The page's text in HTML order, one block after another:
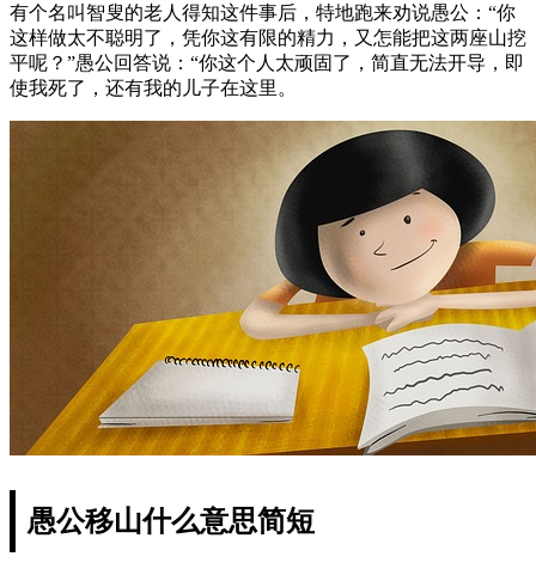
有个名叫智叟的老人得知这件事后，特地跑来劝说愚公：“你
这样做太不聪明了，凭你这有限的精力，又怎能把这两座山挖
平呢？”愚公回答说：“你这个人太顽固了，简直无法开导，即
使我死了，还有我的儿子在这里。
愚公移山什么意思简短